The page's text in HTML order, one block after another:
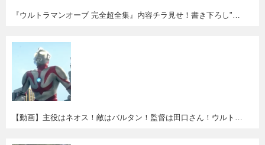
『ウルトラマンオーブ 完全超全集』内容チラ見せ！書き下ろし"オーブクロニクル〈年代記〉"が面白そう！
【動画】主役はネオス！敵はバルタン！監督は田口さん！ウルトラ愛あふれる台湾の新作MV"MAYDAY『Life Of Planet』"